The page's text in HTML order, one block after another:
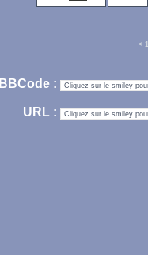
< 1
BBCode :
URL :